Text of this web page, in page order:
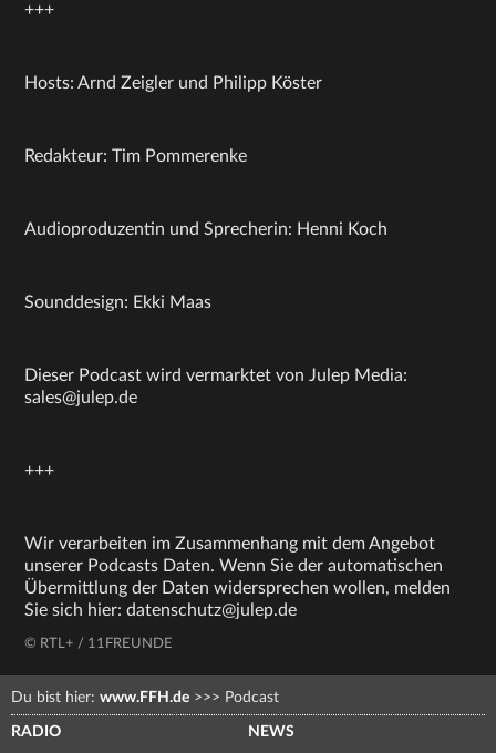
+++
Hosts: Arnd Zeigler und Philipp Köster
Redakteur: Tim Pommerenke
Audioproduzentin und Sprecherin: Henni Koch
Sounddesign: Ekki Maas
Dieser Podcast wird vermarktet von Julep Media:
sales@julep.de
+++
Wir verarbeiten im Zusammenhang mit dem Angebot
unserer Podcasts Daten. Wenn Sie der automatischen
Übermittlung der Daten widersprechen wollen, melden
Sie sich hier: datenschutz@julep.de
© RTL+ / 11FREUNDE
Du bist hier: www.FFH.de >>> Podcast
RADIO NEWS